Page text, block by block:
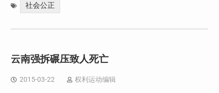
社会公正
云南强拆碾压致人死亡
2015-03-22 权利运动编辑